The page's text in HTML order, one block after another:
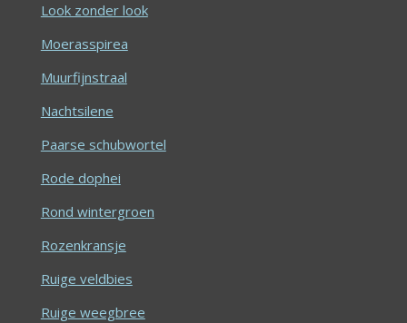
Look zonder look
Moerasspirea
Muurfijnstraal
Nachtsilene
Paarse schubwortel
Rode dophei
Rond wintergroen
Rozenkransje
Ruige veldbies
Ruige weegbree